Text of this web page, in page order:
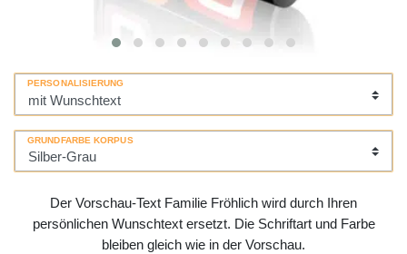
PERSONALISIERUNG
GRUNDFARBE KORPUS
Der Vorschau-Text Familie Fröhlich wird durch Ihren
persönlichen Wunschtext ersetzt. Die Schriftart und Farbe
bleiben gleich wie in der Vorschau.